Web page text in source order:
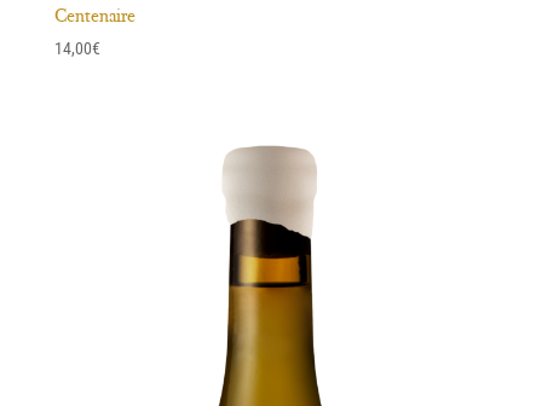
Centenaire
14,00€